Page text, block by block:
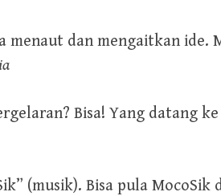
dan mengaitkan ide.
Bisa! Yang datang
(musik). Bisa pula MocoSik